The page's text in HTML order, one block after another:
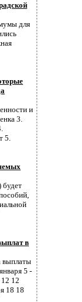
для
и
3.
5.
в
выплаты
5 -
12 12
18 18